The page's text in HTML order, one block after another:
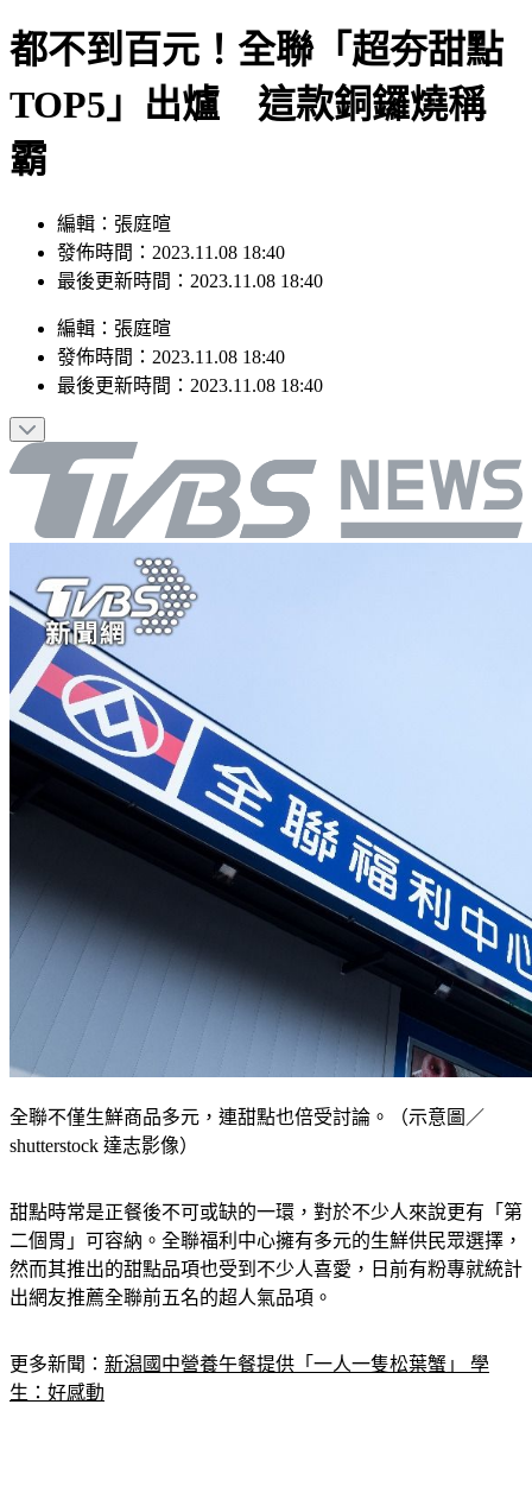
都不到百元！全聯「超夯甜點
TOP5」出爐 這款銅鑼燒稱
霸
編輯：張庭暄
發佈時間：2023.11.08 18:40
最後更新時間：2023.11.08 18:40
編輯 ： 張庭暄
發佈時間： 2023.11.08 18:40
最後更新時間： 2023.11.08 18:40
全聯不僅生鮮商品多元，連甜點也倍受討論。（示意圖／
shutterstock 達志影像）
甜點時常是正餐後不可或缺的一環，對於不少人來說更有「第
二個胃」可容納。全聯福利中心擁有多元的生鮮供民眾選擇，
然而其推出的甜點品項也受到不少人喜愛，日前有粉專就統計
出網友推薦全聯前五名的超人氣品項。
更多新聞： 新潟國中營養午餐提供「一人一隻松葉蟹」 學
生：好感動